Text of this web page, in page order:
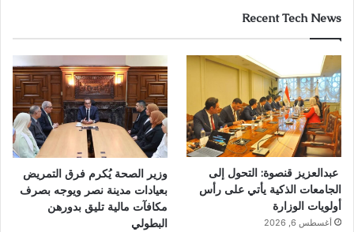
Recent Tech News
عبدالعزيز قنصوة: التحول إلى
الجامعات الذكية يأتي على رأس
أولويات الوزارة
أغسطس 6, 2026
وزير الصحة يُكرم فرق التمريض
بعيادات مدينة نصر ويوجه بصرف
مكافآت مالية تليق بدورهن
البطولي